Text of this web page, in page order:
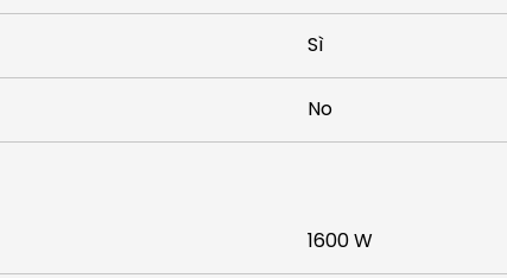
Sì
No
1600 W